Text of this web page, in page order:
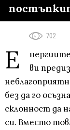
702
Е
ви
без да го
склонност да
си. Вместо